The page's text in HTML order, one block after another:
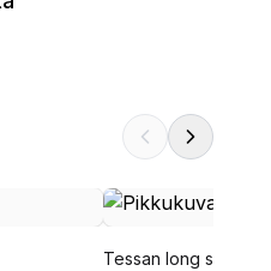
Tessan long sleeve